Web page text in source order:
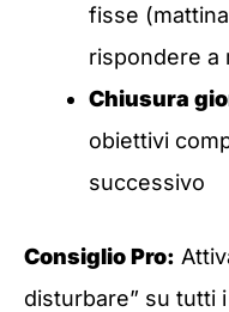
fisse
rispondere a
Chiusura
obiettivi
successivo
Consiglio Pro:
disturbare” su tutti